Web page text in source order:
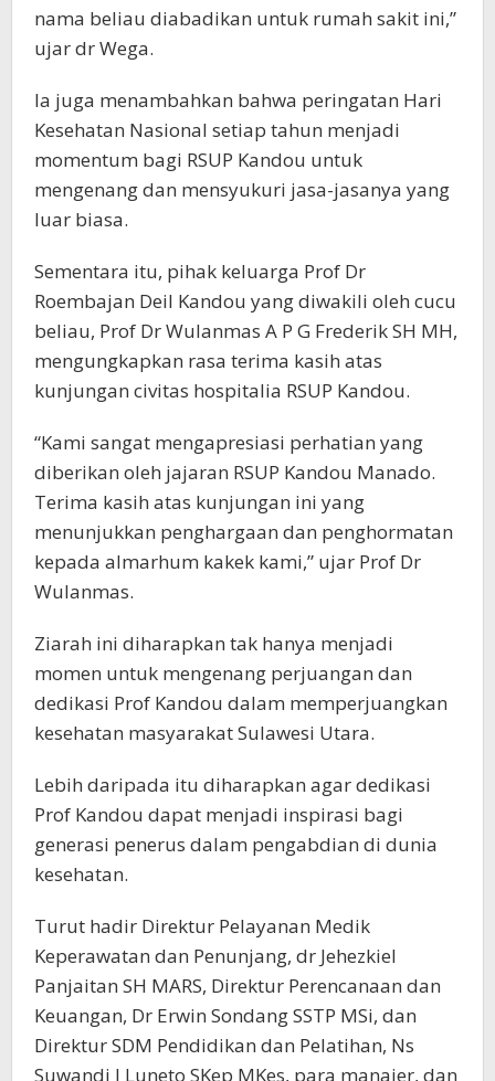
nama beliau diabadikan untuk rumah sakit ini,”
ujar dr Wega.
Ia juga menambahkan bahwa peringatan Hari
Kesehatan Nasional setiap tahun menjadi
momentum bagi RSUP Kandou untuk
mengenang dan mensyukuri jasa-jasanya yang
luar biasa.
Sementara itu, pihak keluarga Prof Dr
Roembajan Deil Kandou yang diwakili oleh cucu
beliau, Prof Dr Wulanmas A P G Frederik SH MH,
mengungkapkan rasa terima kasih atas
kunjungan civitas hospitalia RSUP Kandou.
“Kami sangat mengapresiasi perhatian yang
diberikan oleh jajaran RSUP Kandou Manado.
Terima kasih atas kunjungan ini yang
menunjukkan penghargaan dan penghormatan
kepada almarhum kakek kami,” ujar Prof Dr
Wulanmas.
Ziarah ini diharapkan tak hanya menjadi
momen untuk mengenang perjuangan dan
dedikasi Prof Kandou dalam memperjuangkan
kesehatan masyarakat Sulawesi Utara.
Lebih daripada itu diharapkan agar dedikasi
Prof Kandou dapat menjadi inspirasi bagi
generasi penerus dalam pengabdian di dunia
kesehatan.
Turut hadir Direktur Pelayanan Medik
Keperawatan dan Penunjang, dr Jehezkiel
Panjaitan SH MARS, Direktur Perencanaan dan
Keuangan, Dr Erwin Sondang SSTP MSi, dan
Direktur SDM Pendidikan dan Pelatihan, Ns
Suwandi I Luneto SKep MKes, para manajer, dan